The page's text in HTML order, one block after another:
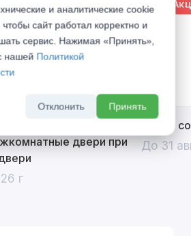
двери при
г
%
Divilux
До 31
и аналитические cookie
сайт работал корректно и
сервис. Нажимая «Принять»,
нашей Политикой
Отклонить Принять